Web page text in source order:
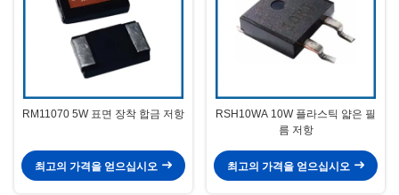
RM11070 5W 표면 장착 합금 저항
최고의 가격을 얻으십시오
RSH10WA 10W 플라스틱 얇은 필
름 저항
최고의 가격을 얻으십시오